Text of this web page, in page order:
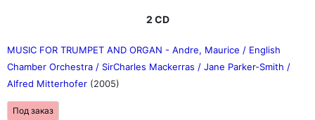
2 CD
MUSIC FOR TRUMPET AND ORGAN - Andre, Maurice / English
Chamber Orchestra / SirCharles Mackerras / Jane Parker-Smith /
Alfred Mitterhofer (2005)
Под заказ